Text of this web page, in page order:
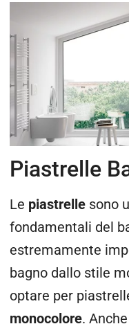
Piastrelle
Le piastrelle sono
fondamentali del
estremamente
bagno dallo stile
optare per
monocolore.